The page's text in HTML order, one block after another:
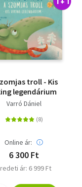
troll - Kis
legendárium
Varró Dániel
Online ár:
6 300 Ft
ár: 6 999 Ft